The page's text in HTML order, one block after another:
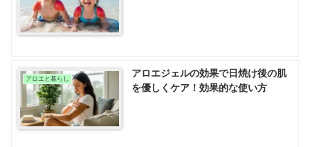
アロエと暮らし
アロエジェルの効果で日焼け後の肌
を優しくケア！効果的な使い方